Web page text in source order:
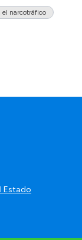
el narcotráfico
Estado